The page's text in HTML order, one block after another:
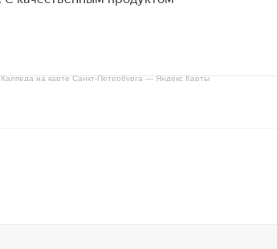
Калпеда на карте Санкт‑Петербурга — Яндекс Карты